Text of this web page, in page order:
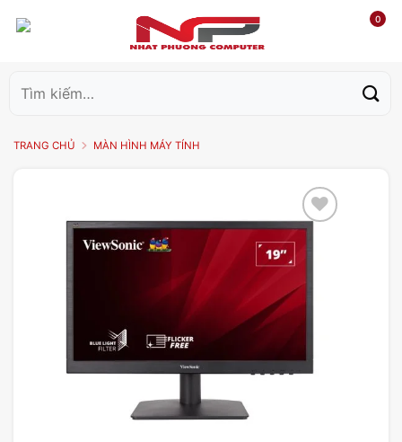
0
kiếm:
TRANG CHỦ MÀN HÌNH MÁY TÍNH
Add to
wishlist